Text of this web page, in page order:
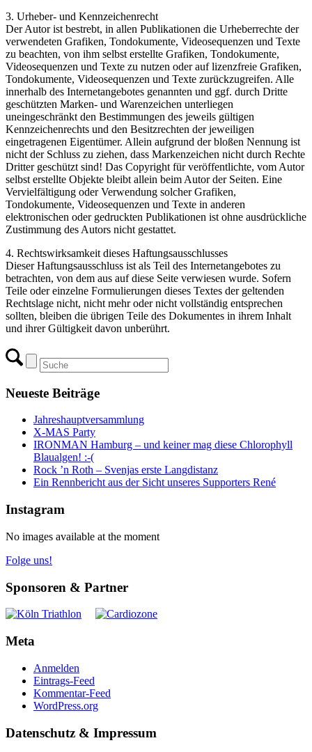
3. Urheber- und Kennzeichenrecht
Der Autor ist bestrebt, in allen Publikationen die Urheberrechte der
verwendeten Grafiken, Tondokumente, Videosequenzen und Texte
zu beachten, von ihm selbst erstellte Grafiken, Tondokumente,
Videosequenzen und Texte zu nutzen oder auf lizenzfreie Grafiken,
Tondokumente, Videosequenzen und Texte zurückzugreifen. Alle
innerhalb des Internetangebotes genannten und ggf. durch Dritte
geschützten Marken- und Warenzeichen unterliegen
uneingeschränkt den Bestimmungen des jeweils gültigen
Kennzeichenrechts und den Besitzrechten der jeweiligen
eingetragenen Eigentümer. Allein aufgrund der bloßen Nennung ist
nicht der Schluss zu ziehen, dass Markenzeichen nicht durch Rechte
Dritter geschützt sind! Das Copyright für veröffentlichte, vom Autor
selbst erstellte Objekte bleibt allein beim Autor der Seiten. Eine
Vervielfältigung oder Verwendung solcher Grafiken,
Tondokumente, Videosequenzen und Texte in anderen
elektronischen oder gedruckten Publikationen ist ohne ausdrückliche
Zustimmung des Autors nicht gestattet.
4. Rechtswirksamkeit dieses Haftungsausschlusses
Dieser Haftungsausschluss ist als Teil des Internetangebotes zu
betrachten, von dem aus auf diese Seite verwiesen wurde. Sofern
Teile oder einzelne Formulierungen dieses Textes der geltenden
Rechtslage nicht, nicht mehr oder nicht vollständig entsprechen
sollten, bleiben die übrigen Teile des Dokumentes in ihrem Inhalt
und ihrer Gültigkeit davon unberührt.
Neueste Beiträge
Jahreshauptversammlung
X-MAS Party
IRONMAN Hamburg – und keiner mag diese Chlorophyll
Blaualgen! :-(
Rock ’n Roth – Svenjas erste Langdistanz
Ein Rennbericht aus der Sicht unseres Supporters René
Instagram
No images available at the moment
Folge uns!
Sponsoren & Partner
Meta
Anmelden
Eintrags-Feed
Kommentar-Feed
WordPress.org
Datenschutz & Impressum